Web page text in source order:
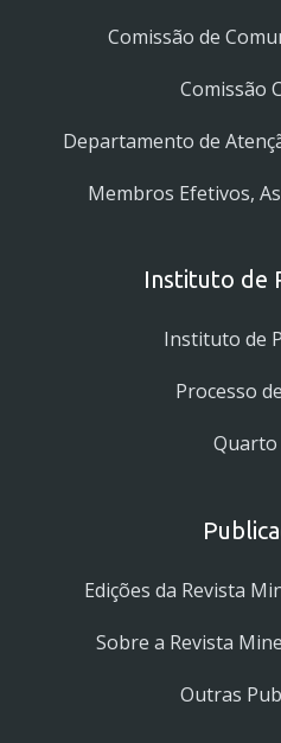
Comissão de
Comissão
Departamento de
Membros Efetivos,
Instituto de
Instituto de
Processo
Quarto
Edições da Revista
Sobre a Revista
Outras